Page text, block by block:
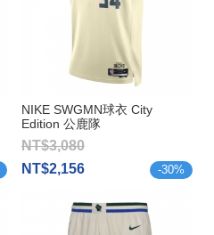
NIKE SWGMN球衣 City
Edition 公鹿隊
Antetokounmpo
NT$3,080
NT$2,156
-30%